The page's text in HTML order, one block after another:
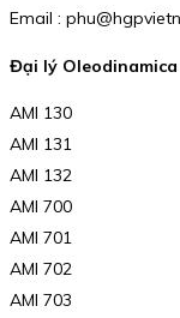
Email :
Đại lý
AMI 130
AMI 131
AMI 132
AMI 700
AMI 701
AMI 702
AMI 703